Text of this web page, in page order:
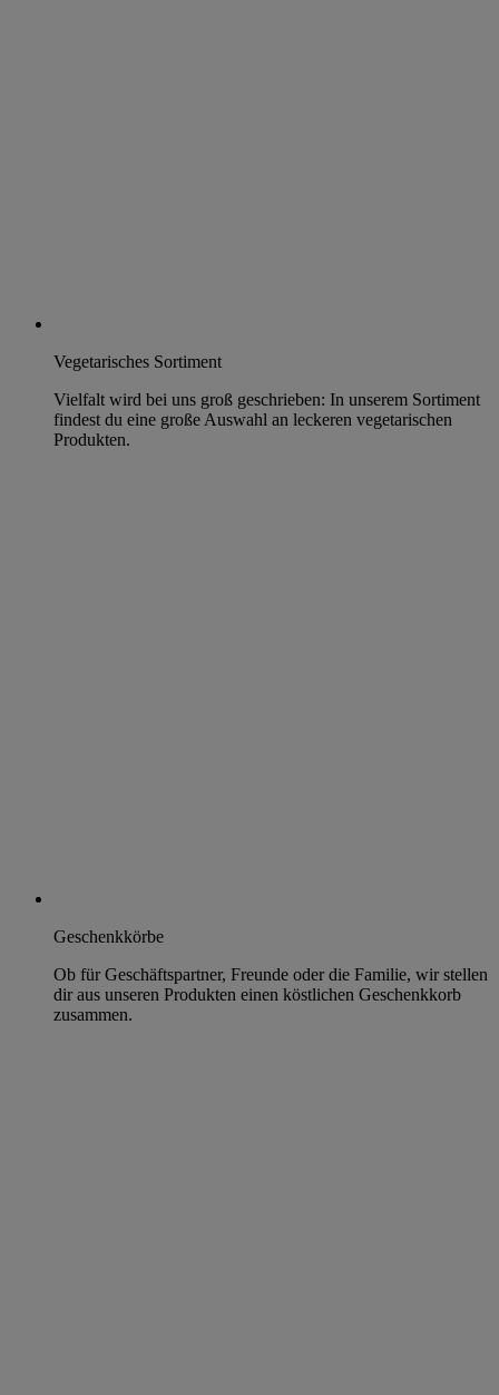
Vegetarisches Sortiment
Vielfalt wird bei uns groß geschrieben: In unserem Sortiment
findest du eine große Auswahl an leckeren vegetarischen
Produkten.
Geschenkkörbe
Ob für Geschäftspartner, Freunde oder die Familie, wir stellen
dir aus unseren Produkten einen köstlichen Geschenkkorb
zusammen.